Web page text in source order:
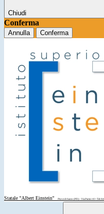
Chiudi
Conferma
Annulla Conferma
Statale "Albert Einstein"
Piove di Sacco (PD) - Via Parini 10 • Tel: